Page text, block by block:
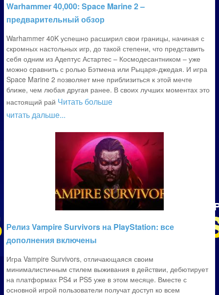
Warhammer 40,000: Space Marine 2 –
предварительный обзор
Warhammer 40K успешно расширил свои границы, начиная с
скромных настольных игр, до такой степени, что представить
себя одним из Адептус Астартес – Космодесантником – уже
можно сравнить с ролью Бэтмена или Рыцаря-джедая. И игра
Space Marine 2 позволяет мне приблизиться к этой мечте
ближе, чем любая другая ранее. В своих лучших моментах это
настоящий рай Читать больше
читать дальше...
Релиз Vampire Survivors на PlayStation: все
дополнения включены
Игра Vampire Survivors, отличающаяся своим
минималистичным стилем выживания в действии, дебютирует
на платформах PS4 и PS5 уже в этом месяце. Вместе с
основной игрой пользователи получат доступ ко всем